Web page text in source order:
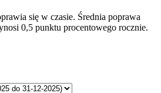
się w czasie. Średnia poprawa
0,5 punktu procentowego rocznie.